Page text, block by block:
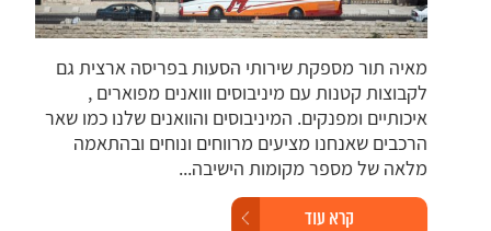
מאיה תור מספקת שירותי הסעות בפריסה ארצית גם
לקבוצות קטנות עם מיניבוסים ווואנים מפוארים ,
איכותיים ומפנקים. המיניבוסים והוואנים שלנו כמו שאר
הרכבים שאנחנו מציעים מרווחים ונוחים ובהתאמה
מלאה של מספר מקומות הישיבה...
קרא עוד